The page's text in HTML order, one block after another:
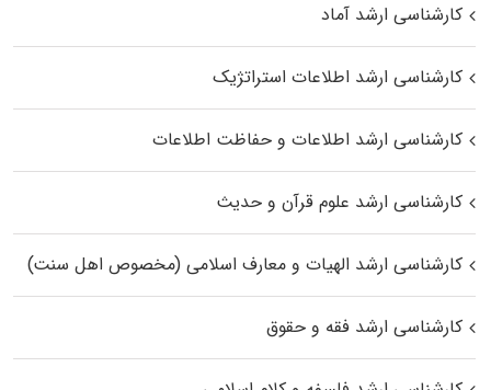
کارشناسی ارشد آماد
کارشناسی ارشد اطلاعات استراتژیک
کارشناسی ارشد اطلاعات و حفاظت اطلاعات
کارشناسی ارشد علوم قرآن و حدیث
کارشناسی ارشد الهیات و معارف اسلامی (مخصوص اهل سنت)
کارشناسی ارشد فقه و حقوق